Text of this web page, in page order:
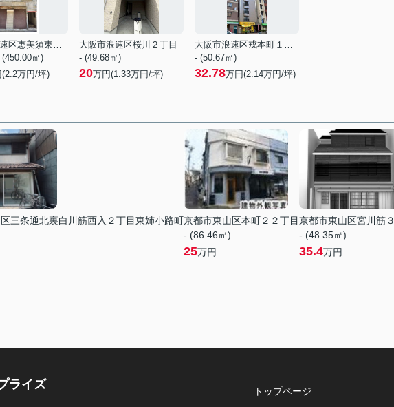
大阪市浪速区恵美須東１丁目
㎡)
(2.2万円/坪)
大阪市浪速区桜川２丁目
- (49.68㎡)
20万円(1.33万円/坪)
大阪市浪速区戎本町１丁目
- (50.67㎡)
32.78万円(2.14万円/坪)
三条通北裏白川筋西入２丁目東姉小路町京都市東山区本町２２丁目
- (86.46㎡)
25万円
京都市東山区宮川筋
- (48.35㎡)
35.4万円
ライズ トップページ